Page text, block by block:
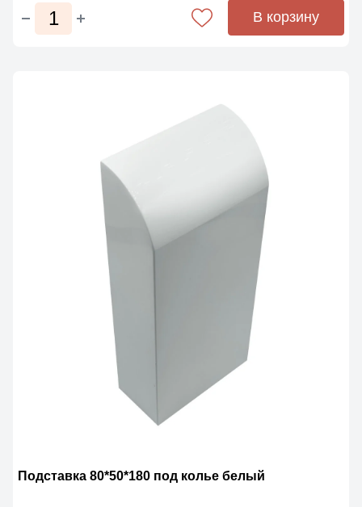
В корзину
Подставка 80*50*180 под колье белый